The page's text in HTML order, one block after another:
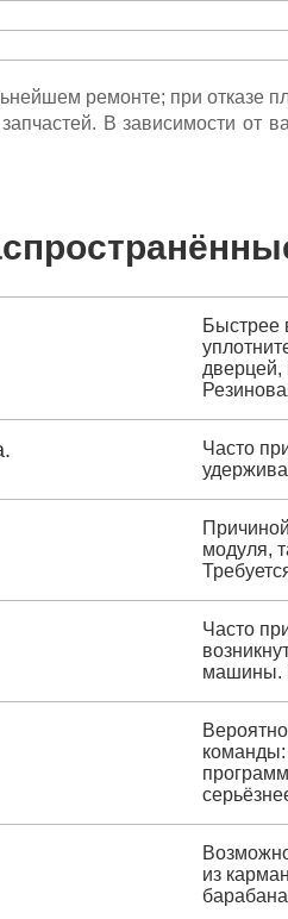
ремонте; при отказе
запчастей. В зависимости
Быстрее
дверцей,
Часто
модуля,
Часто
машины.
команды:
из